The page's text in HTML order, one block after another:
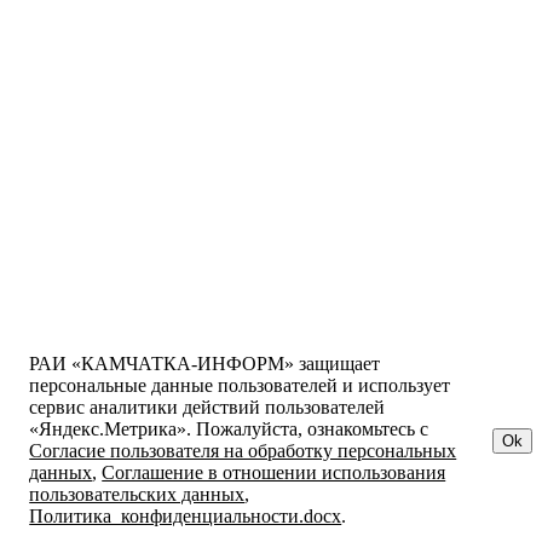
РАИ «КАМЧАТКА-ИНФОРМ» защищает
персональные данные пользователей и использует
сервис аналитики действий пользователей
«Яндекс.Метрика». Пожалуйста, ознакомьтесь с
Согласие пользователя на обработку персональных
данных,Соглашение в отношении использования
пользовательских данных,
Политика_конфиденциальности.docx.
Ok